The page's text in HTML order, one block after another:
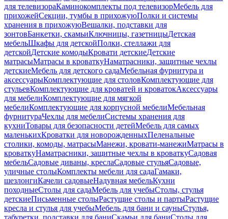
для телевизораКаминокомплекты под телевизорМебель для
прихожейСекции, тумбы в прихожуюПолки и системы
хранения в прихожуюВешалки, подставки для
зонтовБанкетки, скамьиКлючницы, газетницыДетская
мебельШкафы для детскойПолки, стеллажи для
детскойДетские комодыКровати детскиеДетские
матрасыМатрасы в кроваткуНаматрасники, защитные чехлы
детскиеМебель для детского садаМебельная фурнитура и
аксессуарыКомплектующие для столовКомплектующие для
стульевКомплектующие для кроватей и кроватокАксессуары
для мебелиКомплектующие для мягкой
мебелиКомплектующие для корпусной мебелиМебельная
фурнитураЧехлы для мебелиСистемы хранения для
кухниТовары для безопасности детейМебель для самых
маленькихКроватки для новорожденныхПеленальные
столики, комоды, матрасыМанежи, кровати-манежиМатрасы в
кроваткуНаматрасники, защитные чехлы в кроваткуСадовая
мебельСадовые диваны, креслаСадовые стульяСадовые,
уличные столыКомплекты мебели для садаГамаки,
шезлонгиКачели садовыеНадувная мебельКухни
походныеСтолы для садаМебель для учебыСтолы, стулья
детскиеПисьменные столыРастущие столы и партыРастущие
кресла и стулья для учебыМебель для бани и сауныСтулья,
табуретки, подставки для баниСкамьи для баниСтолы для